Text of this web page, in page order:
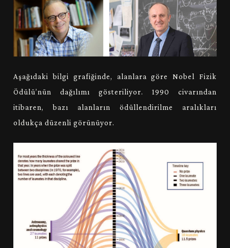
Aşağıdaki bilgi grafiğinde, alanlara göre Nobel Fizik
Ödülü’nün dağılımı gösteriliyor. 1990 civarından
itibaren, bazı alanların ödüllendirilme aralıkları
oldukça düzenli görünüyor.